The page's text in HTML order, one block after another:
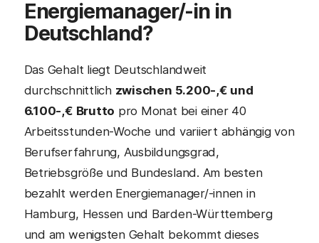
Energiemanager/-in in
Deutschland?
Das Gehalt liegt Deutschlandweit
durchschnittlich zwischen 5.200-,€ und
6.100-,€ Brutto pro Monat bei einer 40
Arbeitsstunden-Woche und variiert abhängig von
Berufserfahrung, Ausbildungsgrad,
Betriebsgröße und Bundesland. Am besten
bezahlt werden Energiemanager/-innen in
Hamburg, Hessen und Barden-Württemberg
und am wenigsten Gehalt bekommt dieses